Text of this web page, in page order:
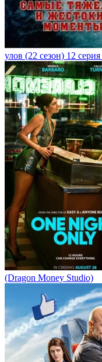
улов (22 сезон) 12 серия
(Dragon Money Studio)